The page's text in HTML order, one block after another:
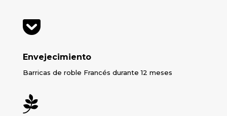

Envejecimiento
Barricas de roble Francés durante 12 meses
